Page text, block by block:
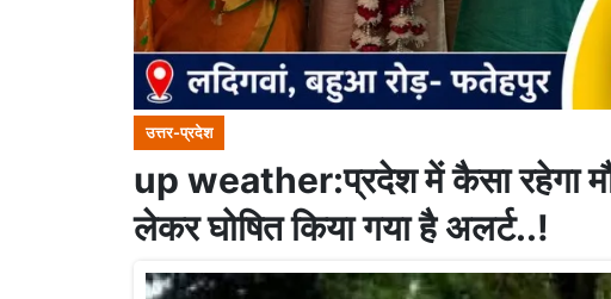
उत्तर-प्रदेश
up weather:प्रदेश में कैसा रहेगा
लेकर घोषित किया गया है अलर्ट..!